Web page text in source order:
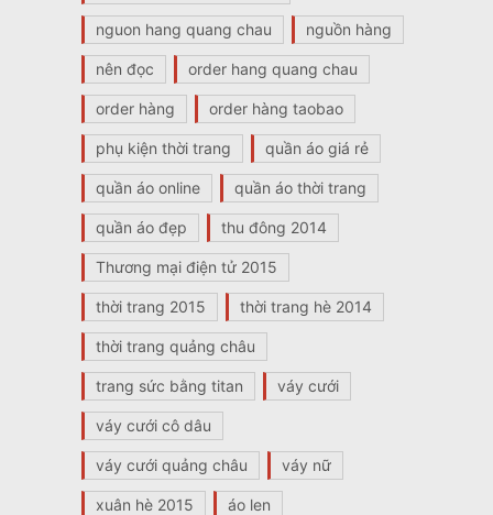
nguon hang quang chau nguồn hàng
nên đọc order hang quang chau
order hàng order hàng taobao
phụ kiện thời trang quần áo giá rẻ
quần áo online quần áo thời trang
quần áo đẹp thu đông 2014
Thương mại điện tử 2015
thời trang 2015 thời trang hè 2014
thời trang quảng châu
trang sức bằng titan váy cưới
váy cưới cô dâu
váy cưới quảng châu váy nữ
xuân hè 2015 áo len